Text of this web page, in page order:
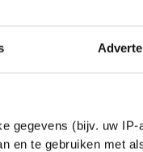
gegevens (bijv. uw
en te gebruiken met
deelnemers:
wordt
: 14 dagen voor
van de cursus te